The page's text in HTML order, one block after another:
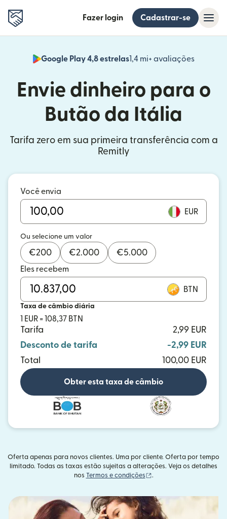
Fazer login Cadastrar-se
Google Play 4,8 estrelas1,4 mi+ avaliações
(abre
Envie dinheiro para o
Butão da Itália
Tarifa zero em sua primeira transferência com a
Remitly
Você envia
EUR
Ou selecione um valor
€200 €2.000 €5.000
Eles recebem
BTN
Taxa de câmbio diária
1 EUR = 108,37 BTN
Tarifa
2,99 EUR
Desconto de tarifa
-2,99 EUR
Total
100,00 EUR
Obter esta taxa de câmbio
Oferta apenas para novos clientes. Uma por cliente. Oferta por tempo
limitado. Todas as taxas estão sujeitas a alterações. Veja os detalhes
nos Termos e condições (abre em uma nova
.